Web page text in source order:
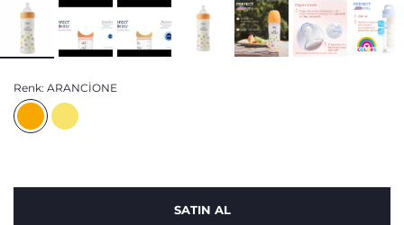
Renk: ARANCIONE
SATIN AL